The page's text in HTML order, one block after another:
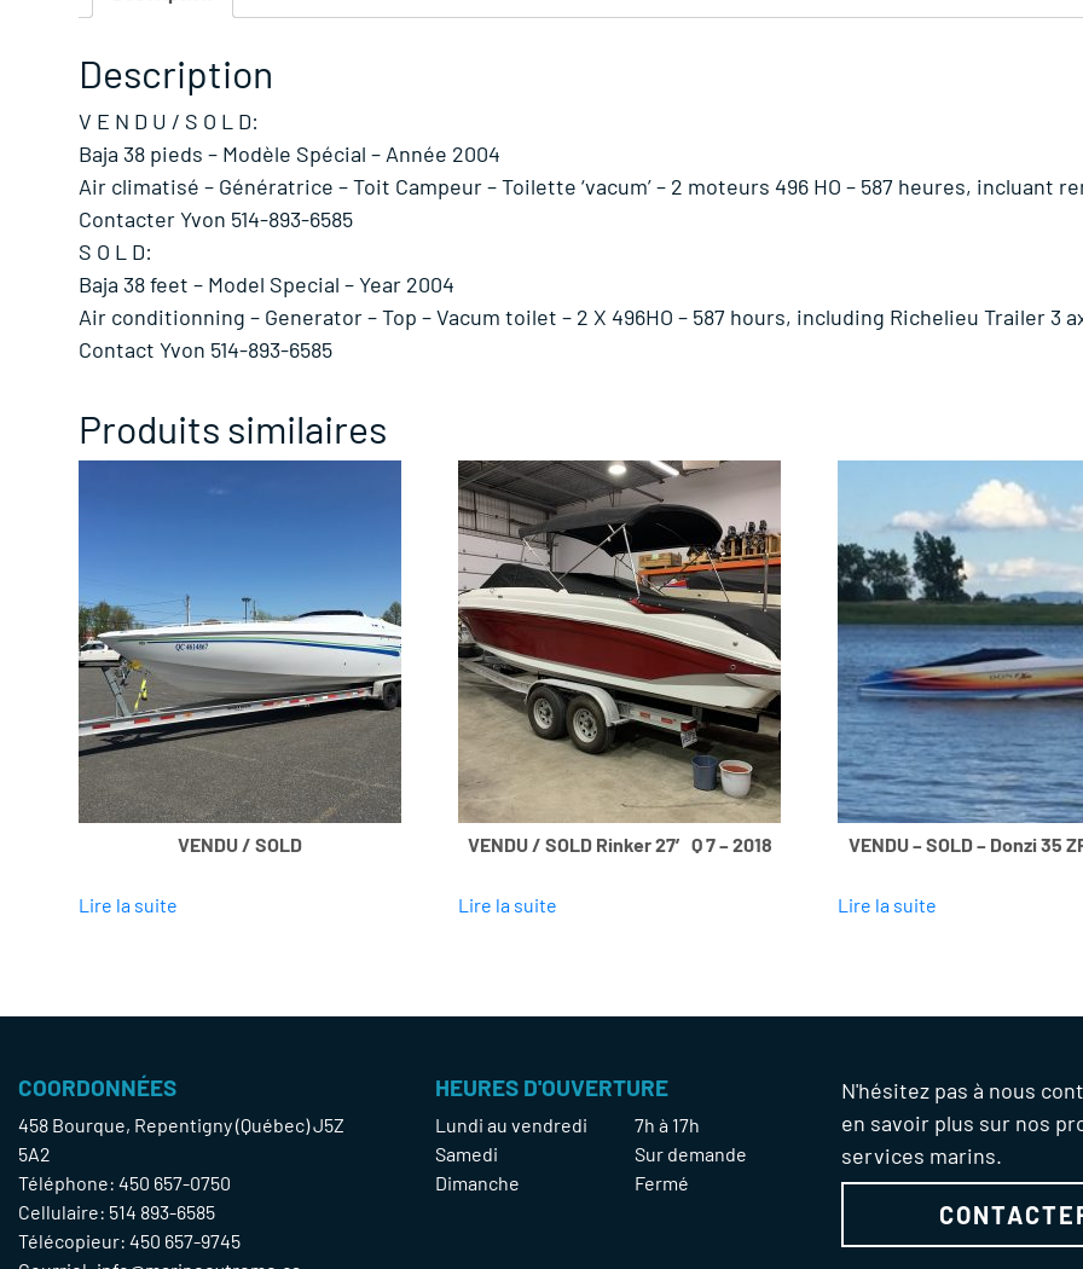
Description
V E N D U / S O L D:
Baja 38 pieds – Modèle Spécial – Année 2004
Air climatisé – Génératrice – Toit Campeur – Toilette ‘vacum’ – 2 moteurs 496 HO – 587 heures, incluant
Contacter Yvon 514-893-6585
S O L D:
Baja 38 feet – Model Special – Year 2004
Air conditionning – Generator – Top – Vacum toilet – 2 X 496HO – 587 hours, including Richelieu Trailer 3
Contact Yvon 514-893-6585
Produits similaires
VENDU / SOLD
Lire la suite
VENDU / SOLD Rinker 27′ Q 7 – 2018
Lire la suite
VENDU – SOLD – Donzi 35
Lire la suite
COORDONNÉES
458 Bourque, Repentigny (Québec) J5Z
5A2
Téléphone: 450 657-0750
Cellulaire: 514 893-6585
Télécopieur: 450 657-9745
HEURES D'OUVERTURE
Lundi au vendredi
7h à 17h
Samedi
Sur demande
Dimanche
Fermé
N'hésitez pas à nous
en savoir plus sur nos
services marins.